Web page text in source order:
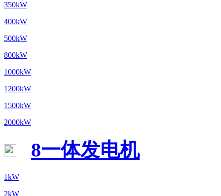
350kW
400kW
500kW
800kW
1000kW
1200kW
1500kW
2000kW
8一体发电机
1kW
2kW